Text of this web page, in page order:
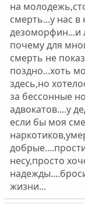
на
смерть...у нас в
дезоморфин...и
почему для
смерть не
поздно...хоть
здесь,но
за бессонные
адвокатов....у
если бы моя
несу,просто
жизни...